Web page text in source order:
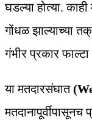
घडल्या होत्या.
गोंधळ झाल्याच्या
गंभीर प्रकार
या मतदारसंघात